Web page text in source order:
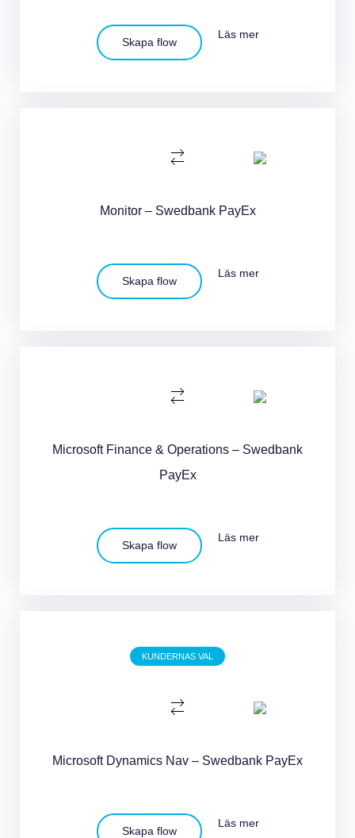
Skapa flow
Läs mer
Monitor – Swedbank PayEx
Skapa flow
Läs mer
Microsoft Finance & Operations – Swedbank
PayEx
Skapa flow
Läs mer
KUNDERNAS VAL
Microsoft Dynamics Nav – Swedbank PayEx
Skapa flow
Läs mer